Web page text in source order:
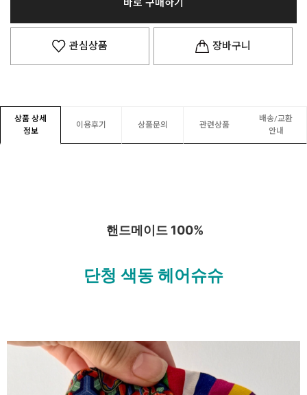
바로 구매하기
관심상품 장바구니
상품 상세
정보
이용후기 상품문의 관련상품
배송/교환
안내
핸드메이드 100%
단청 색동 헤어슈슈